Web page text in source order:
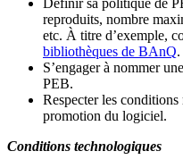
Définir sa politique de
reproduits, nombre
etc. À titre d’exemple,
bibliothèques de BAnQ.
S’engager à nommer
PEB.
Respecter les conditions
promotion du logiciel.
Conditions technologiques